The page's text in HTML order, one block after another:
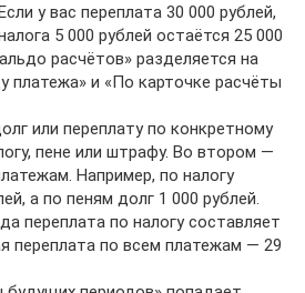
у вас переплата 30 000 рублей,
5 000 рублей остаётся 25 000
расчётов» разделяется на
платежа» и «По карточке расчёты
или переплату по конкретному
пене или штрафу. Во втором —
Например, по налогу
а по пеням долг 1 000 рублей.
переплата по налогу составляет
переплата по всем платежам — 29